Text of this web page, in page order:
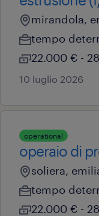
mirandola,
tempo
22.000 € -
10 luglio 2026
operational
operaio di
soliera,
tempo
22.000 € -